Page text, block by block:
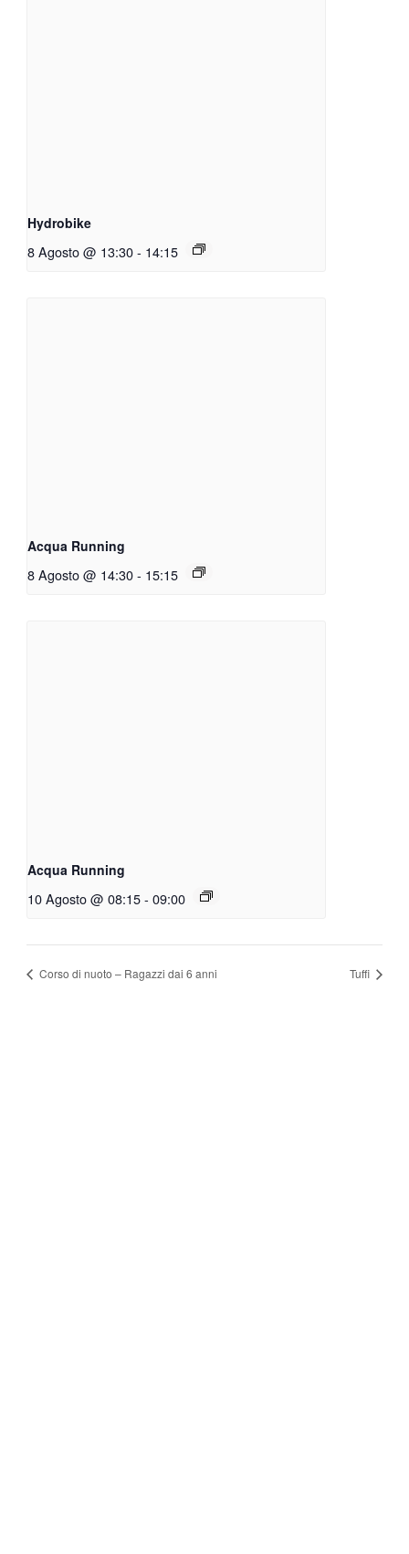
Hydrobike
8 Agosto @ 13:30 - 14:15
Acqua Running
8 Agosto @ 14:30 - 15:15
Acqua Running
10 Agosto @ 08:15 - 09:00
Corso di nuoto – Ragazzi dai 6 anni Tuffi